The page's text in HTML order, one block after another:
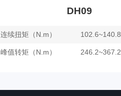
DH09
连续扭矩（N.m） 102.6~140.8
峰值转矩（N.m） 246.2~367.2